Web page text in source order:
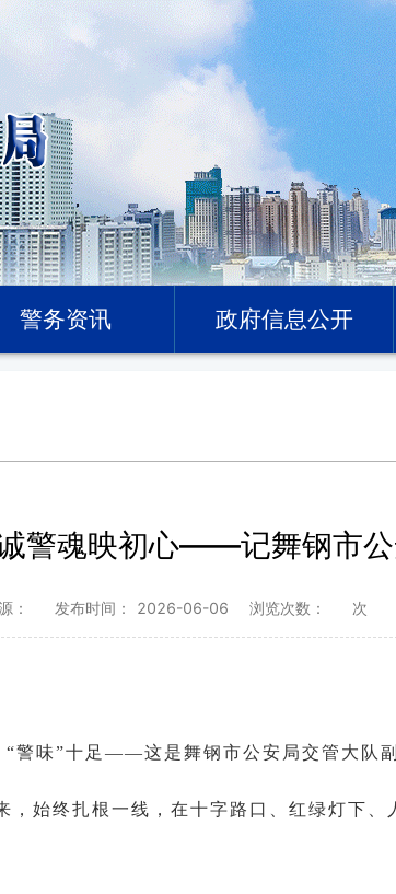
警务资讯 政府信息公开
警魂映初心——记舞钢市
： 发布时间： 2026-06-06 浏览次数： 次
警味”十足——这是舞钢市公安局交管大队
始终扎根一线，在十字路口、红绿灯下、